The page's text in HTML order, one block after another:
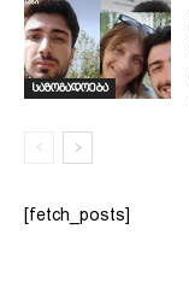
საზოგადოება
[fetch_posts]